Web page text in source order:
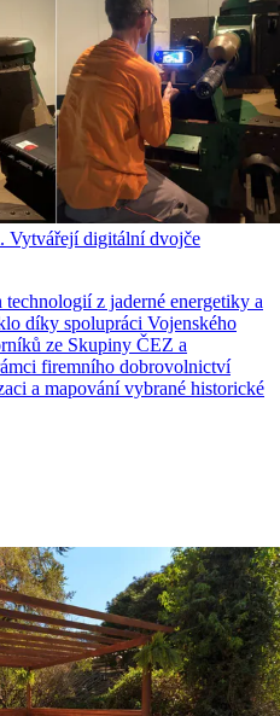
Vytvářejí digitální dvojče
z jaderné energetiky a
díky spolupráci Vojenského
ze Skupiny ČEZ a
firemního dobrovolnictví
a mapování vybrané historické